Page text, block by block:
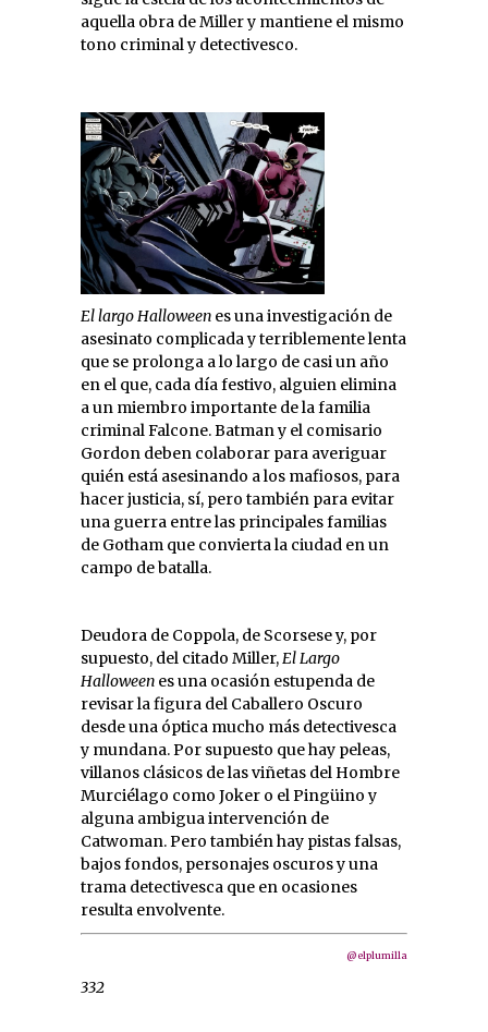
aquella obra de Miller y mantiene el mismo
tono criminal y detectivesco.
El largo Halloween es una investigación de
asesinato complicada y terriblemente lenta
que se prolonga a lo largo de casi un año
en el que, cada día festivo, alguien elimina
a un miembro importante de la familia
criminal Falcone. Batman y el comisario
Gordon deben colaborar para averiguar
quién está asesinando a los mafiosos, para
hacer justicia, sí, pero también para evitar
una guerra entre las principales familias
de Gotham que convierta la ciudad en un
campo de batalla.
Deudora de Coppola, de Scorsese y, por
supuesto, del citado Miller,El Largo
Halloween es una ocasión estupenda de
revisar la figura del Caballero Oscuro
desde una óptica mucho más detectivesca
y mundana. Por supuesto que hay peleas,
villanos clásicos de las viñetas del Hombre
Murciélago como Joker o el Pingüino y
alguna ambigua intervención de
Catwoman. Pero también hay pistas falsas,
bajos fondos, personajes oscuros y una
trama detectivesca que en ocasiones
resulta envolvente.
@elplumilla
332